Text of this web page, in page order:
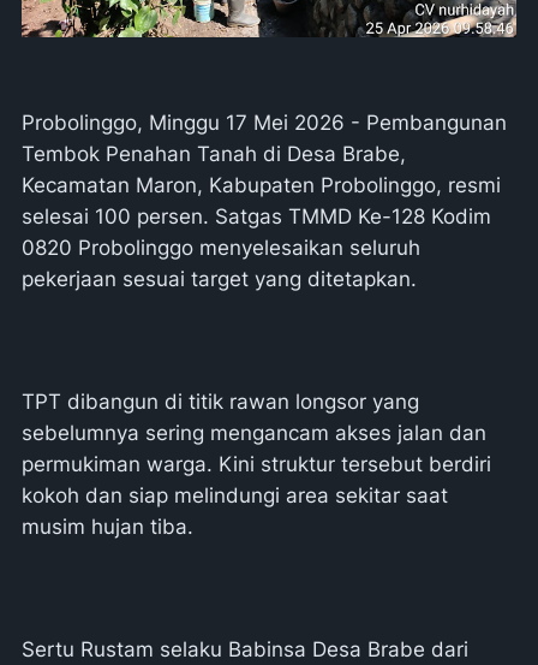
Probolinggo, Minggu 17 Mei 2026 - Pembangunan
Tembok Penahan Tanah di Desa Brabe,
Kecamatan Maron, Kabupaten Probolinggo, resmi
selesai 100 persen. Satgas TMMD Ke-128 Kodim
0820 Probolinggo menyelesaikan seluruh
pekerjaan sesuai target yang ditetapkan.
TPT dibangun di titik rawan longsor yang
sebelumnya sering mengancam akses jalan dan
permukiman warga. Kini struktur tersebut berdiri
kokoh dan siap melindungi area sekitar saat
musim hujan tiba.
Sertu Rustam selaku Babinsa Desa Brabe dari